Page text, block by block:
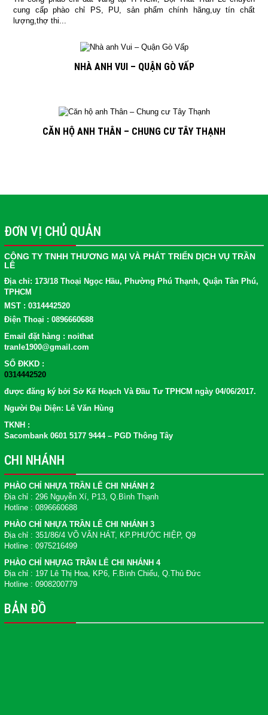
cung cấp phào chỉ PS, PU, sản phẩm chính hãng,uy tín chất
lượng,thợ thi...
NHÀ ANH VUI – QUẬN GÒ VẤP
CĂN HỘ ANH THÂN – CHUNG CƯ TÂY THẠNH
ĐƠN VỊ CHỦ QUẢN
CÔNG TY TNHH THƯƠNG MẠI VÀ PHÁT TRIỂN DỊCH VỤ TRẦN
LÊ
Địa chỉ: 173/18 Thoại Ngọc Hầu, Phường Phú Thạnh, Quận Tân Phú,
TPHCM
MST : 0314442520
Điện Thoại : 0896660688
Email đặt hàng : noithat
tranle1900@gmail.com
SỐ ĐKKD :
0314442520
được đăng ký bởi Sở Kế Hoạch Và Đầu Tư TPHCM ngày 04/06/2017.
Người Đại Diện: Lê Văn Hùng
TKNH :
Sacombank 0601 5177 9444 – PGD Thông Tây
CHI NHÁNH
PHÀO CHỈ NHỰA TRẦN LÊ CHI NHÁNH 2
Địa chỉ : 296 Nguyễn Xí, P13, Q.Bình Thạnh
Hotline : 0896660688
PHÀO CHỈ NHỰA TRẦN LÊ CHI NHÁNH 3
Địa chỉ : 351/86/4 VÕ VĂN HÁT, KP.PHƯỚC HIỆP, Q9
Hotline : 0975216499
PHÀO CHỈ NHỰAG TRẦN LÊ CHI NHÁNH 4
Địa chỉ : 197 Lê Thị Hoa, KP6, F.Bình Chiểu, Q.Thủ Đức
Hotline : 0908200779
BẢN ĐỒ